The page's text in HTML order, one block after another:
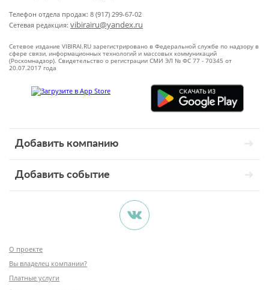
Телефон отдела продаж: 8 (917) 299-67-02
Сетевая редакция: vibirairu@yandex.ru
Сетевое издание VIBIRAI.RU зарегистрировано в Федеральной службе по надзору в
сфере связи, информационных технологий и массовых коммуникаций
(Роскомнадзор). Свидетельство о регистрации СМИ ЭЛ № ФС 77 - 70345 от
20.07.2017 года
Добавить компанию
Добавить событие
О проекте
Вы владелец компании?
Платные услуги